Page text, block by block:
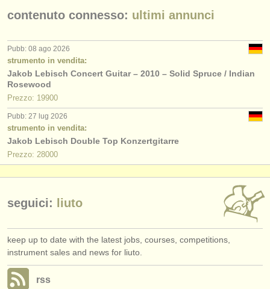
pubblica con noi
find out about ourATS
ATSfaq
accedi
contenuto connesso: ultimi annunci
Pubb: 08 ago 2026
strumento in vendita:
Jakob Lebisch Concert Guitar – 2010 – Solid Spruce / Indian
Rosewood
Prezzo: 19900
Pubb: 27 lug 2026
strumento in vendita:
Jakob Lebisch Double Top Konzertgitarre
Prezzo: 28000
seguici: liuto
keep up to date with the latest jobs, courses, competitions,
instrument sales and news for liuto.
rss